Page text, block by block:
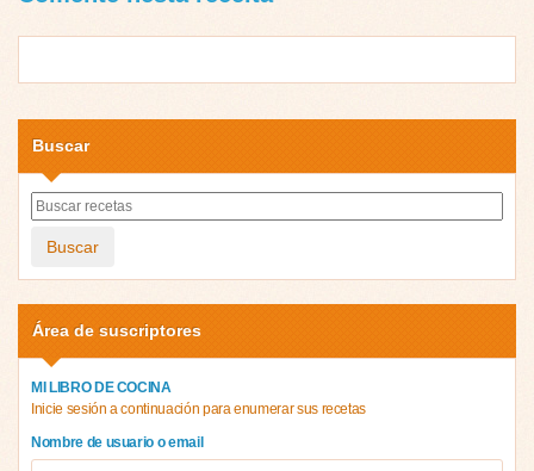
Buscar
Buscar
Área de suscriptores
MI LIBRO DE COCINA
Inicie sesión a continuación para enumerar sus recetas
Nombre de usuario o email